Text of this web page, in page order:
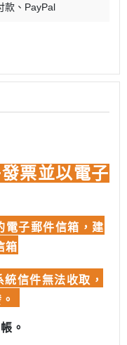
款 PayPal
票並以電子
電子郵件信箱，建
箱
信件無法收取，
。